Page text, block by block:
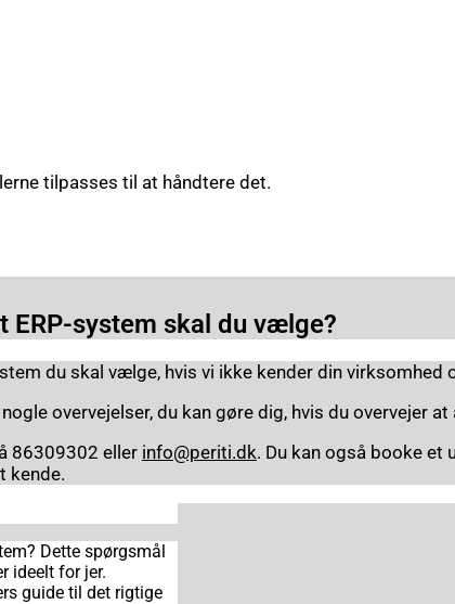
tilpasses til at håndtere det.
ERP-system skal du vælge?
du skal vælge, hvis vi ikke kender din virksomhed
overvejelser, du kan gøre dig, hvis du overvejer
86309302 eller info@periti.dk. Du kan også booke et
kende.
Dette spørgsmål
ideelt for jer.
guide til det rigtige